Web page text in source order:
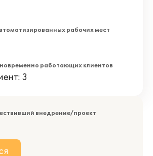
рабочих мест
работающих клиентов
3
внедрение/проект